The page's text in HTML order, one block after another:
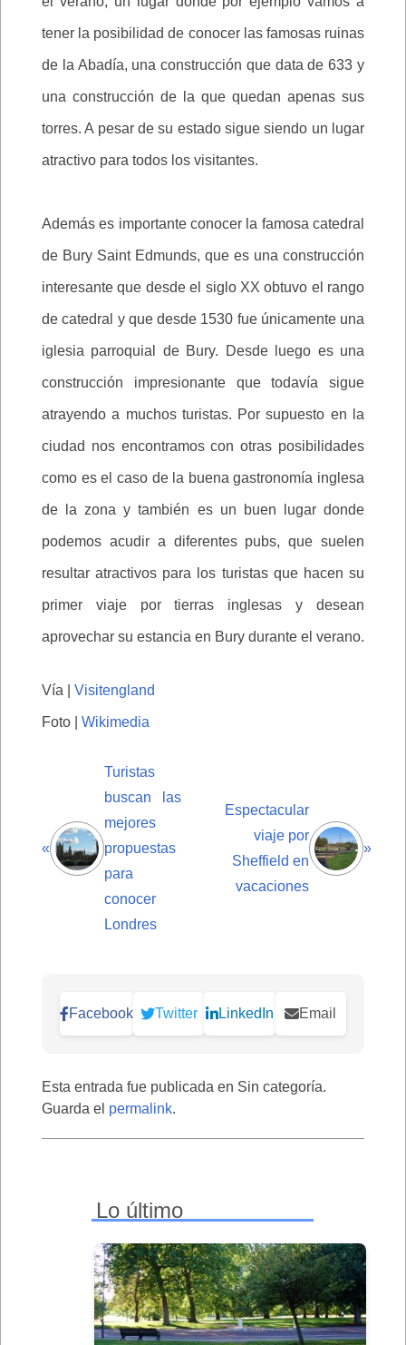
tener la posibilidad de conocer las famosas ruinas
de la Abadía, una construcción que data de 633 y
una construcción de la que quedan apenas sus
torres. A pesar de su estado sigue siendo un lugar
atractivo para todos los visitantes.
Además es importante conocer la famosa catedral
de Bury Saint Edmunds, que es una construcción
interesante que desde el siglo XX obtuvo el rango
de catedral y que desde 1530 fue únicamente una
iglesia parroquial de Bury. Desde luego es una
construcción impresionante que todavía sigue
atrayendo a muchos turistas. Por supuesto en la
ciudad nos encontramos con otras posibilidades
como es el caso de la buena gastronomía inglesa
de la zona y también es un buen lugar donde
podemos acudir a diferentes pubs, que suelen
resultar atractivos para los turistas que hacen su
primer viaje por tierras inglesas y desean
aprovechar su estancia en Bury durante el verano.
Vía | Visitengland
Foto | Wikimedia
«
Turistas
buscan las
mejores
propuestas
para
conocer
Londres
Espectacular
viaje por
Sheffield en
vacaciones
»
Facebook Twitter LinkedIn Email
Esta entrada fue publicada en Sin categoría.
Guarda el permalink.
Lo último